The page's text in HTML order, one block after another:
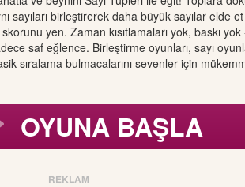
sayıları birleştirerek daha büyük sayılar elde
yen. Zaman kısıtlamaları yok, baskı yok
saf eğlence. Birleştirme oyunları, sayı
sıralama bulmacalarını sevenler için
OYUNA BAŞLA
REKLAM